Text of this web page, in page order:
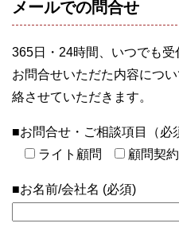
メールでの問合せ
365日・24時間、いつでも受
お問合せいただた内容につい
絡させていただきます。
■お問合せ・ご相談項目（必
ライト顧問
顧問契約
■お名前/会社名 (必須)